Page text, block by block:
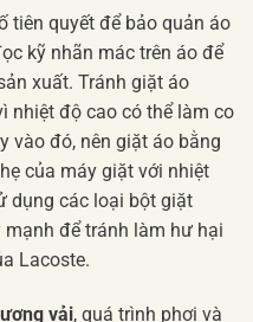
tiên quyết để bảo quản áo
kỹ nhãn mác trên áo để
xuất. Tránh giặt áo
nhiệt độ cao có thể làm co
vào đó, nên giặt áo bằng
của máy giặt với nhiệt
dụng các loại bột giặt
để tránh làm hư hại
Lacoste.
vải, quá trình phơi và